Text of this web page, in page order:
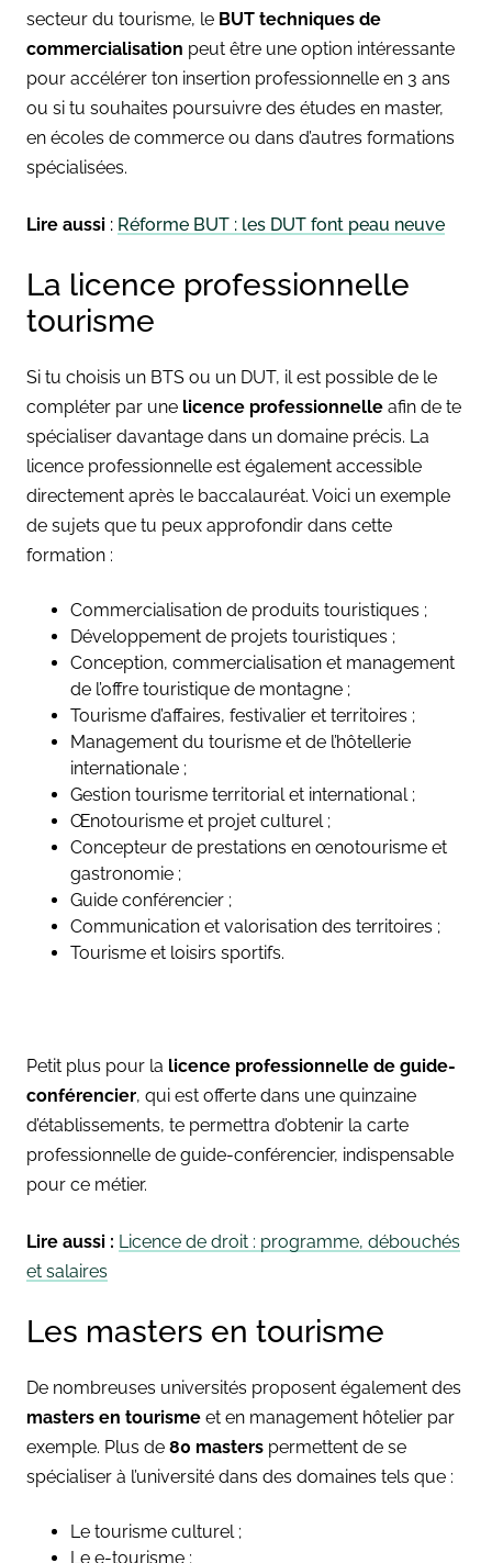
secteur du tourisme, le BUT techniques de
commercialisation peut être une option intéressante
pour accélérer ton insertion professionnelle en 3 ans
ou si tu souhaites poursuivre des études en master,
en écoles de commerce ou dans d’autres formations
spécialisées.
Lire aussi : Réforme BUT : les DUT font peau neuve
La licence professionnelle
tourisme
Si tu choisis un BTS ou un DUT, il est possible de le
compléter par une licence professionnelle afin de te
spécialiser davantage dans un domaine précis. La
licence professionnelle est également accessible
directement après le baccalauréat. Voici un exemple
de sujets que tu peux approfondir dans cette
formation :
Commercialisation de produits touristiques ;
Développement de projets touristiques ;
Conception, commercialisation et management
de l’offre touristique de montagne ;
Tourisme d’affaires, festivalier et territoires ;
Management du tourisme et de l’hôtellerie
internationale ;
Gestion tourisme territorial et international ;
Œnotourisme et projet culturel ;
Concepteur de prestations en œnotourisme et
gastronomie ;
Guide conférencier ;
Communication et valorisation des territoires ;
Tourisme et loisirs sportifs.
Petit plus pour la licence professionnelle de guide-
conférencier, qui est offerte dans une quinzaine
d’établissements, te permettra d’obtenir la carte
professionnelle de guide-conférencier, indispensable
pour ce métier.
Lire aussi : Licence de droit : programme, débouchés
et salaires
Les masters en tourisme
De nombreuses universités proposent également des
masters en tourisme et en management hôtelier par
exemple. Plus de 80 masters permettent de se
spécialiser à l’université dans des domaines tels que :
Le tourisme culturel ;
Le e-tourisme ;